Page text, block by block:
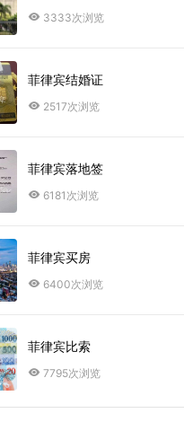
3333次浏览
菲律宾结婚证
2517次浏览
菲律宾落地签
6181次浏览
菲律宾买房
6400次浏览
菲律宾比索
7795次浏览